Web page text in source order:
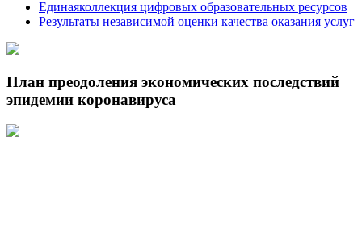
Единаяколлекция цифровых образовательных ресурсов
Результаты независимой оценки качества оказания услуг
План преодоления экономических последствий
эпидемии коронавируса